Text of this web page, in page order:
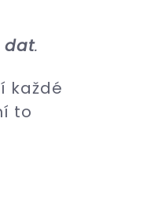
dat.
každé
to